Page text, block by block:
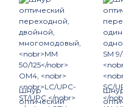
Шнур
оптический